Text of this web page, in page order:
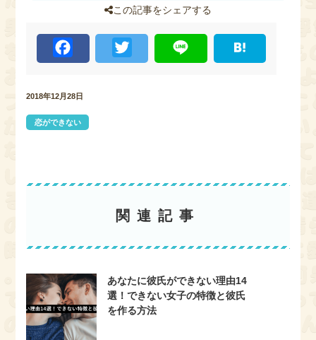
この記事をシェアする
c
o
k
T
w
i
n
t
2018年12月28日
恋ができない
関連記事
あなたに彼氏ができない理由14
選！できない女子の特徴と彼氏
を作る方法